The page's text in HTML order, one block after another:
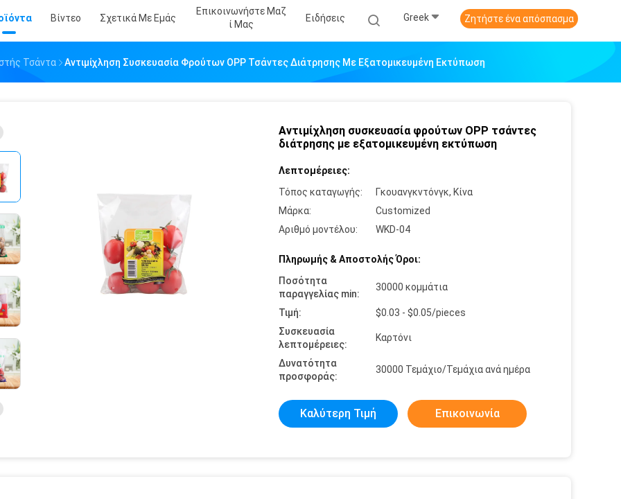
Βίντεο Σχετικά Με Εμάς
Επικοινωνήστε Μαζ
Ί Μας
Ειδήσεις Greek Ζητήστε ένα απόσπασμα
Τσάντα Αντιμίχληση Συσκευασία Φρούτων OPP Τσάντες Διάτρησης Με Εξατομικευμένη Εκτύπωση
Αντιμίχληση συσκευασία φρούτων OPP τσάντες
διάτρησης με εξατομικευμένη εκτύπωση
Λεπτομέρειες:
Τόπος καταγωγής:
Γκουανγκντόνγκ, Κίνα
Μάρκα:
Customized
Αριθμό μοντέλου:
WKD-04
Πληρωμής & Αποστολής Όροι:
Ποσότητα
παραγγελίας min:
30000 κομμάτια
Τιμή:
$0.03 - $0.05/pieces
Συσκευασία
λεπτομέρειες:
Καρτόνι
Δυνατότητα
προσφοράς:
30000 Τεμάχιο/Τεμάχια ανά ημέρα
Καλύτερη Τιμή Επικοινωνία